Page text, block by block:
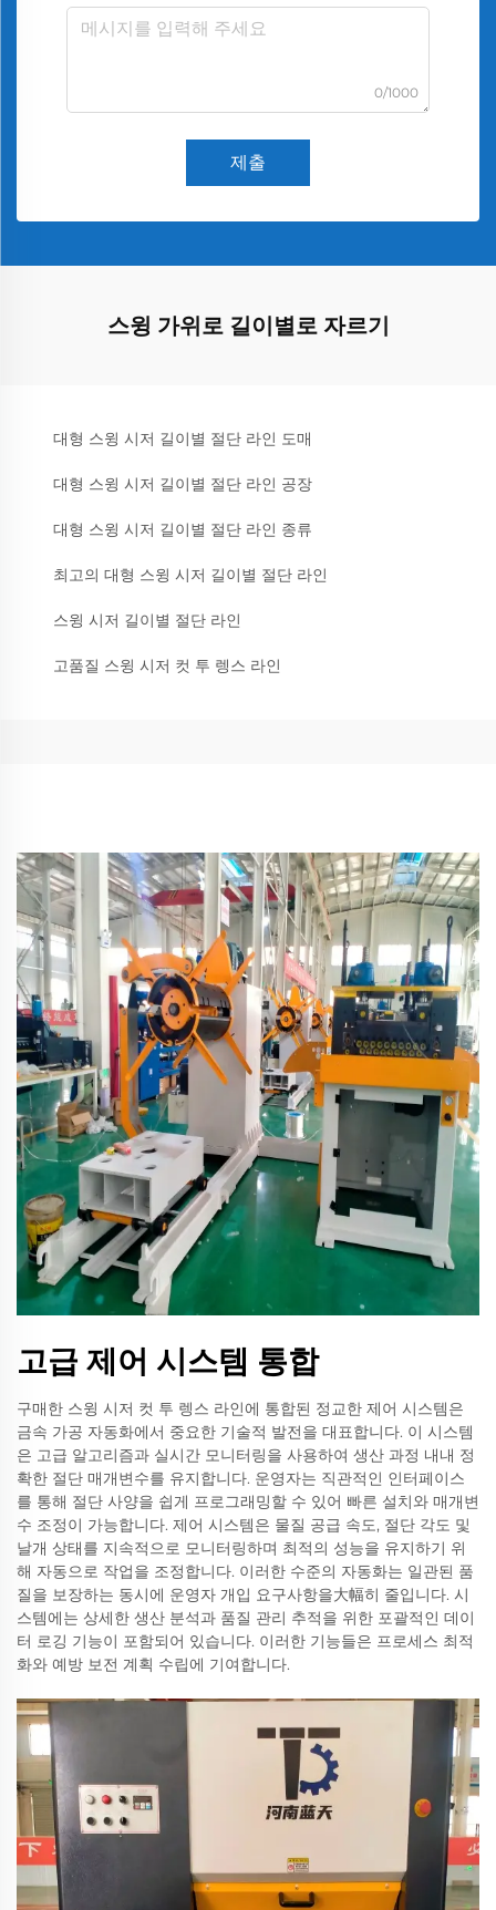
0/1000
제출
스윙 가위로 길이별로 자르기
대형 스윙 시저 길이별 절단 라인 도매
대형 스윙 시저 길이별 절단 라인 공장
대형 스윙 시저 길이별 절단 라인 종류
최고의 대형 스윙 시저 길이별 절단 라인
스윙 시저 길이별 절단 라인
고품질 스윙 시저 컷 투 렝스 라인
고급 제어 시스템 통합
구매한 스윙 시저 컷 투 렝스 라인에 통합된 정교한 제어 시스템은
금속 가공 자동화에서 중요한 기술적 발전을 대표합니다. 이 시스템
은 고급 알고리즘과 실시간 모니터링을 사용하여 생산 과정 내내 정
확한 절단 매개변수를 유지합니다. 운영자는 직관적인 인터페이스
를 통해 절단 사양을 쉽게 프로그래밍할 수 있어 빠른 설치와 매개변
수 조정이 가능합니다. 제어 시스템은 물질 공급 속도, 절단 각도 및
날개 상태를 지속적으로 모니터링하며 최적의 성능을 유지하기 위
해 자동으로 작업을 조정합니다. 이러한 수준의 자동화는 일관된 품
질을 보장하는 동시에 운영자 개입 요구사항을大幅히 줄입니다. 시
스템에는 상세한 생산 분석과 품질 관리 추적을 위한 포괄적인 데이
터 로깅 기능이 포함되어 있습니다. 이러한 기능들은 프로세스 최적
화와 예방 보전 계획 수립에 기여합니다.